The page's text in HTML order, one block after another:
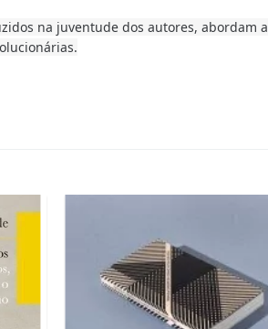
na juventude dos autores, abordam a